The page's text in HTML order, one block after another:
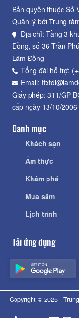
Bản quyền thuộc Sở
Quản lý bởi Trung
Địa chỉ: Tầng 3
Đồng, số 36 Trần
Lâm Đồng
Tổng đài hỗ trợ:
Email:
Giấy phép: 311/GP-
cấp ngày 13/10/2006
Danh mục
Khách sạn
Ẩm thực
Khám phá
Mua sắm
Lịch trình
Tải ứng dụng
Copyright © 2025 -